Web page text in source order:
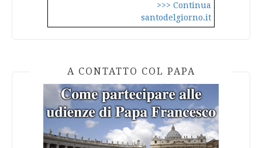
>>> Continua
santodelgiorno.it
A CONTATTO COL PAPA